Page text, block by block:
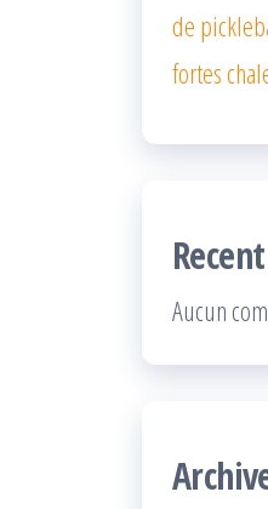
de
fortes
Aucun